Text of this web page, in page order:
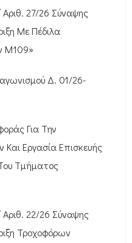
Αριθ. 27/26 Σύναψης
Με Πέδιλα
M109»
Δ. 01/26-
Για Την
Εργασία Επισκευής
Τμήματος
Αριθ. 22/26 Σύναψης
Τροχοφόρων